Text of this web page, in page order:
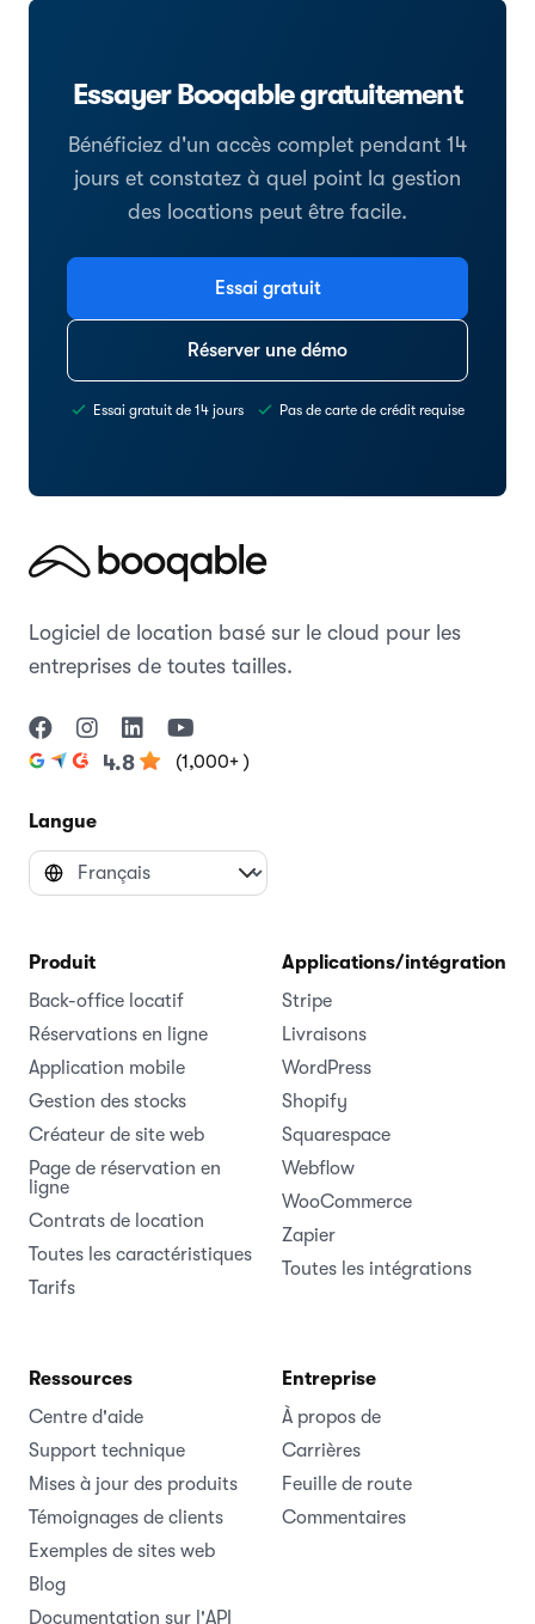
Essayer Booqable gratuitement
Bénéficiez d'un accès complet pendant 14
jours et constatez à quel point la gestion
des locations peut être facile.
Essai gratuit
Réserver une démo
Essai gratuit de 14 jours Pas de carte de crédit requise
Logiciel de location basé sur le cloud pour les
entreprises de toutes tailles.
4.8 (1,000+ )
Langue
Produit
Back-office locatif
Réservations en ligne
Application mobile
Gestion des stocks
Créateur de site web
Page de réservation en
ligne
Contrats de location
Toutes les caractéristiques
Tarifs
Applications/intégrations
Stripe
Livraisons
WordPress
Shopify
Squarespace
Webflow
WooCommerce
Zapier
Toutes les intégrations
Ressources
Centre d'aide
Support technique
Mises à jour des produits
Témoignages de clients
Exemples de sites web
Blog
Documentation sur l'API
Entreprise
À propos de
Carrières
Feuille de route
Commentaires